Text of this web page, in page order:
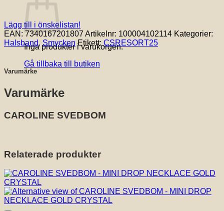
Inga produkter i varukorgen.
Gå tillbaka till butiken
Lägg till i önskelistan!
EAN:7340167201807 Artikelnr: 100004102114 Kategorier:
Halsband, Smycken Etikett: CSRESORT25
Varumärke
Varumärke
CAROLINE SVEDBOM
Relaterade produkter